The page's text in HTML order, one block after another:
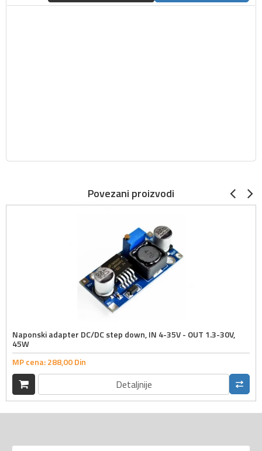
Povezani proizvodi
Naponski adapter DC/DC step down, IN 4-35V - OUT 1.3-30V,
45W
MP cena:288,00Din
Detaljnije